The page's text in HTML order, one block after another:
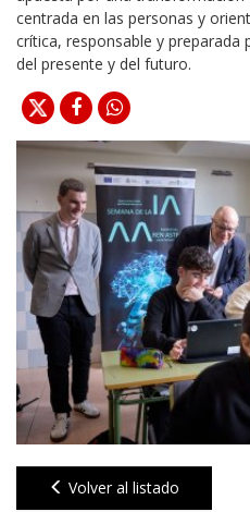
centrada en las personas y
crítica, responsable y
del presente y del futuro.
Volver al listado